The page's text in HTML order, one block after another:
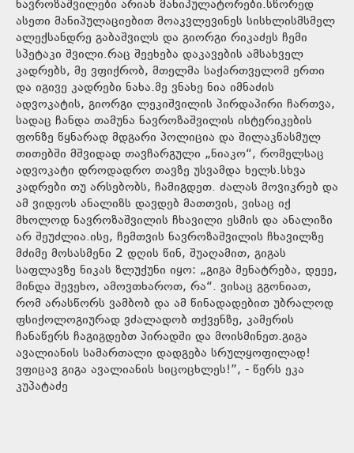
ნავროზაშვილები არიან მანიპულატორები.სწორედ
ასეთი მანიპულაციებით მოაკვლევინეს სისხლისმსმელ
ალექსანდრე გაბაშვილს და გიორგი რიკაძეს ჩემი
სპეტაკი შვილი.რაც შეეხება დაკავების ამსახველ
კადრებს, მე ვფიქრობ, მთელმა საქართველომ ერთი
და იგივე კადრები ნახა.მე ვნახე ნია იმნაძის
ადვოკატის, გიორგი ლეკიშვილის პირდაპირი ჩართვა,
სადაც ჩანდა თამუნა ნავროზაშვილის ისტერიკების
ფონზე წყნარად მდგარი პოლიცია და შილაკწასმულ
თითებში მშვიდად თავჩარგული „ნიაკო“, რომელსაც
ადვოკატი დროდადრო თავზე უსვამდა ხელს.სხვა
კადრები თუ არსებობს, ჩამიგდეთ. ძალას მოვიკრებ და
ამ ვიდეოს ანალიზს დავდებ მათთვის, ვისაც იქ
მხოლოდ ნავროზაშვილის ჩხავილი ესმის და ანალიზი
არ შეუძლია.ისე, ჩემთვის ნავროზაშვილის ჩხავილზე
მძიმე მოსასმენი 2 დღის წინ, შუაღამით, გიგას
საფლავზე ნიკას ზლუქუნი იყო: „გიგა მენატრება, დეეე,
მინდა შევეხო, ამოვთხაროთ, რა“. ვისაც გგონიათ,
რომ არასწორს ვამბობ და ამ წინადადებით უბრალოდ
ფსიქოლოგიურად ვძალადობ თქვენზე, კამერის
ჩანაწერს ჩაგიგდებთ პირადში და მოისმინეთ.გიგა
ავალიანის სამართალი დადგება სრულყოფილად!
ვფიცავ გიგა ავალიანის სიცოცხლეს!”, - წერს ეკა
კუპატაძე